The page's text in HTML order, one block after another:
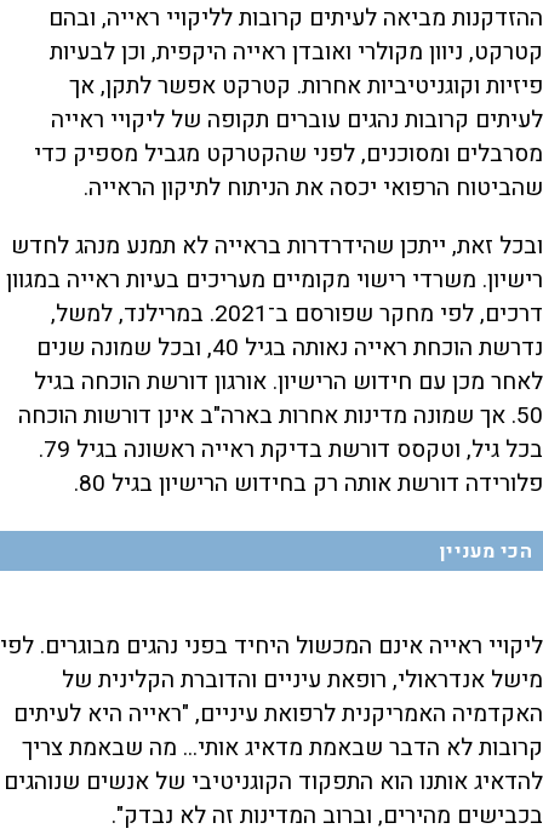
ההזדקנות מביאה לעיתים קרובות לליקויי ראייה, ובהם
קטרקט, ניוון מקולרי ואובדן ראייה היקפית, וכן לבעיות
פיזיות וקוגניטיביות אחרות. קטרקט אפשר לתקן, אך
לעיתים קרובות נהגים עוברים תקופה של ליקויי ראייה
מסרבלים ומסוכנים, לפני שהקטרקט מגביל מספיק כדי
שהביטוח הרפואי יכסה את הניתוח לתיקון הראייה.
ובכל זאת, ייתכן שהידרדרות בראייה לא תמנע מנהג לחדש
רישיון. משרדי רישוי מקומיים מעריכים בעיות ראייה במגוון
דרכים, לפי מחקר שפורסם ב־2021. במרילנד, למשל,
נדרשת הוכחת ראייה נאותה בגיל 40, ובכל שמונה שנים
לאחר מכן עם חידוש הרישיון. אורגון דורשת הוכחה בגיל
50. אך שמונה מדינות אחרות בארה"ב אינן דורשות הוכחה
בכל גיל, וטקסס דורשת בדיקת ראייה ראשונה בגיל 79.
פלורידה דורשת אותה רק בחידוש הרישיון בגיל 80.
הכי מעניין
ליקויי ראייה אינם המכשול היחיד בפני נהגים מבוגרים. לפי
מישל אנדראולי, רופאת עיניים והדוברת הקלינית של
האקדמיה האמריקנית לרפואת עיניים, "ראייה היא לעיתים
קרובות לא הדבר שבאמת מדאיג אותי... מה שבאמת צריך
להדאיג אותנו הוא התפקוד הקוגניטיבי של אנשים שנוהגים
בכבישים מהירים, וברוב המדינות זה לא נבדק".